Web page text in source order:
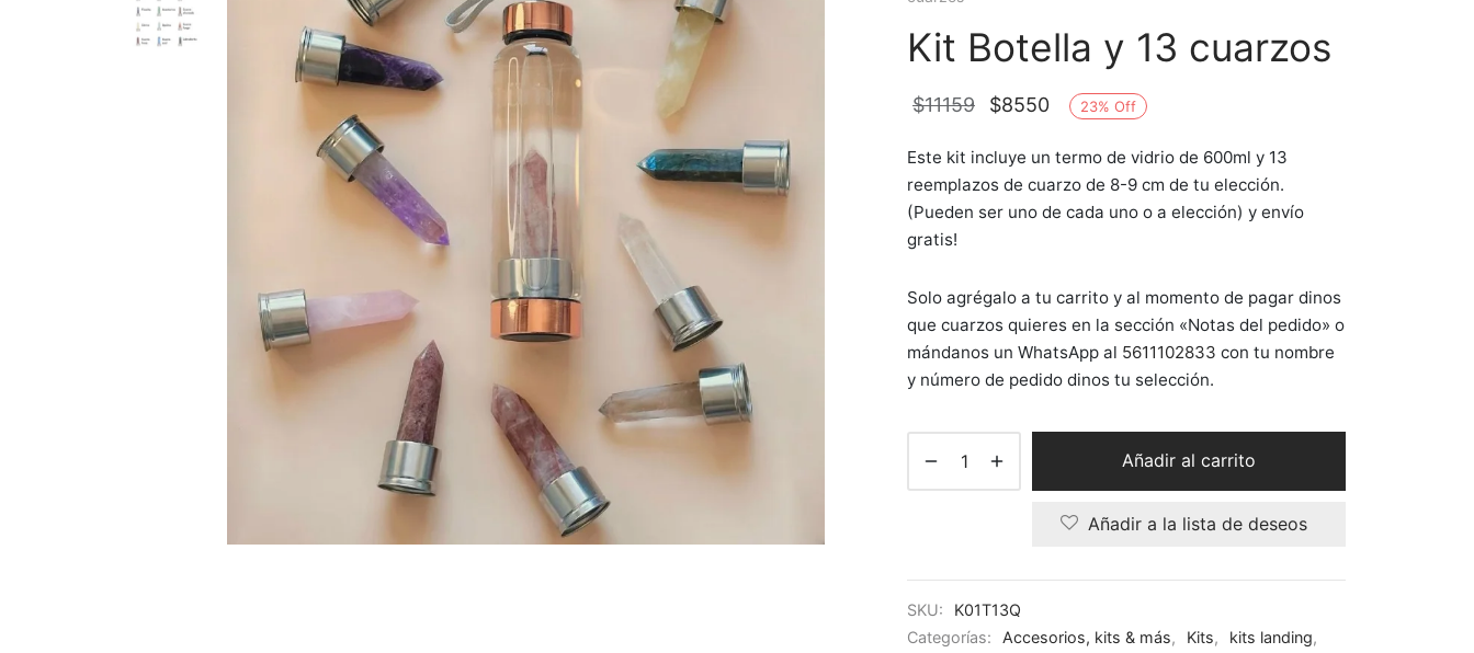
Kit Botella y 13 cuarzos
$11159
El
original
$8550
actual
23% Off
Este kit incluye un termo de vidrio de 600ml y 13
reemplazos de cuarzo de 8-9 cm de tu elección.
(Pueden ser uno de cada uno o a elección) y envío
gratis!
Solo agrégalo a tu carrito y al momento de pagar dinos
que cuarzos quieres en la sección «Notas del pedido» o
mándanos un WhatsApp al 5611102833 con tu nombre
y número de pedido dinos tu selección.
Añadir al carrito
Añadir a la lista de deseos
SKU:
K01T13Q
Categorías:
Accesorios, kits & más, Kits, kits landing,